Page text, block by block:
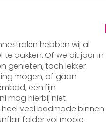
hebben wij al
pakken. Of we dit jaar in
genieten, toch lekker
mogen, of gaan
een fijn
mag hierbij niet
heel veel badmode binnen
folder vol mooie